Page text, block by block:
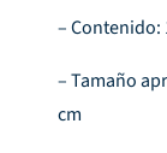
–
– Tamaño
cm